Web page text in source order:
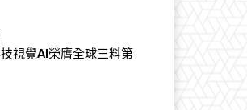
視覺AI榮膺全球三料第